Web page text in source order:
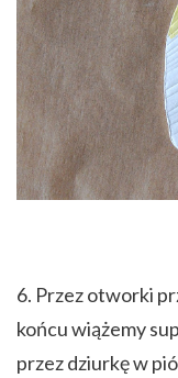
6. Przez otworki
końcu wiążemy
przez dziurkę w